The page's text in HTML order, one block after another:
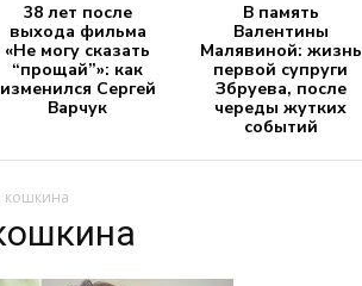
38 лет после
выхода фильма
«Не могу сказать
“прощай”»: как
изменился Сергей
Варчук
В память
Валентины
Малявиной: жизнь
первой супруги
Збруева, после
череды жутких
событий
кошкина